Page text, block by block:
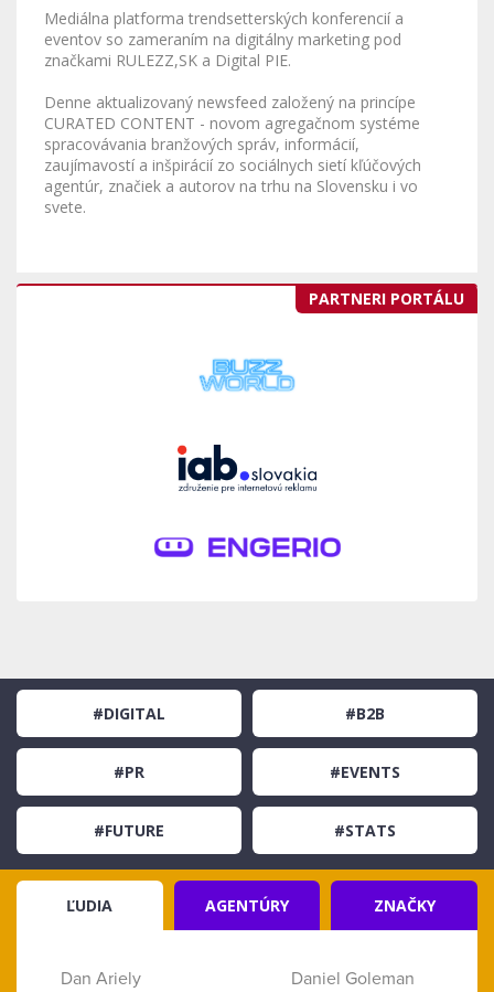
Mediálna platforma trendsetterských konferencií a
eventov so zameraním na digitálny marketing pod
značkami RULEZZ,SK a Digital PIE.
Denne aktualizovaný newsfeed založený na princípe
CURATED CONTENT - novom agregačnom systéme
spracovávania branžových správ, informácií,
zaujímavostí a inšpirácií zo sociálnych sietí kľúčových
agentúr, značiek a autorov na trhu na Slovensku i vo
svete.
PARTNERI PORTÁLU
#DIGITAL #B2B
#PR #EVENTS
#FUTURE #STATS
ĽUDIA AGENTÚRY ZNAČKY
Dan Ariely
Daniel Goleman